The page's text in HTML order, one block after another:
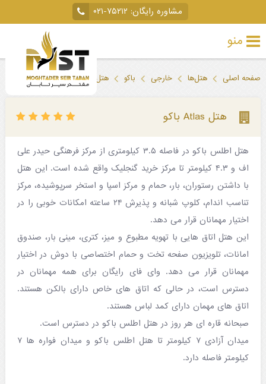
مشاوره رایگان: ۰۲۱-۷۵۲۱۲
منو
تور
آخری
جاذبه‌های
گردشگری
صفحه اصلی هتل‌ها خارجی باکو هتل Atlas باکو
هتل Atlas باکو
هتل اطلس باکو در فاصله ۳.۵ کیلومتری از مرکز فرهنگی حیدر علی
اف و ۴.۳ کیلومتر تا مرکز خرید گنجلیک واقع شده است. این هتل
با داشتن رستوران، بار، حمام و مرکز اسپا و استخر سرپوشیده، مرکز
تناسب اندام، کلوپ شبانه و پذیرش ۲۴ ساعته امکانات خوبی را در
اختیار مهمانان قرار می دهد.
این هتل اتاق هایی با تهویه مطبوع و میز، کتری، مینی بار، صندوق
امانات، تلویزیون صفحه تخت و حمام اختصاصی با دوش در اختیار
مهمانان قرار می دهد. وای فای رایگان برای همه مهمانان در
دسترس است، در حالی که اتاق های خاص دارای بالکن هستند.
اتاق های مهمان دارای کمد لباس هستند.
صبحانه قاره ای هر روز در هتل اطلس باکو در دسترس است.
میدان آزادی ۷ کیلومتر تا هتل اطلس باکو و میدان فواره ها ۷
کیلومتر فاصله دارد.